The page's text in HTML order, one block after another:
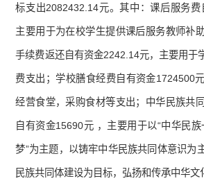
标支出2082432.14元。其中：课后服务费
主要用于为在校学生提供课后服务教师补
手续费返还自有资金2242.14元，主要用于
费支出；学校膳食经费自有资金1724500
经营食堂，采购食材等支出；中华民族共
自有资金15690元 ，主要用于以“中华民
梦”为主题，以铸牢中华民族共同体意识为
民族共同体建设为目标，弘扬和传承中华文